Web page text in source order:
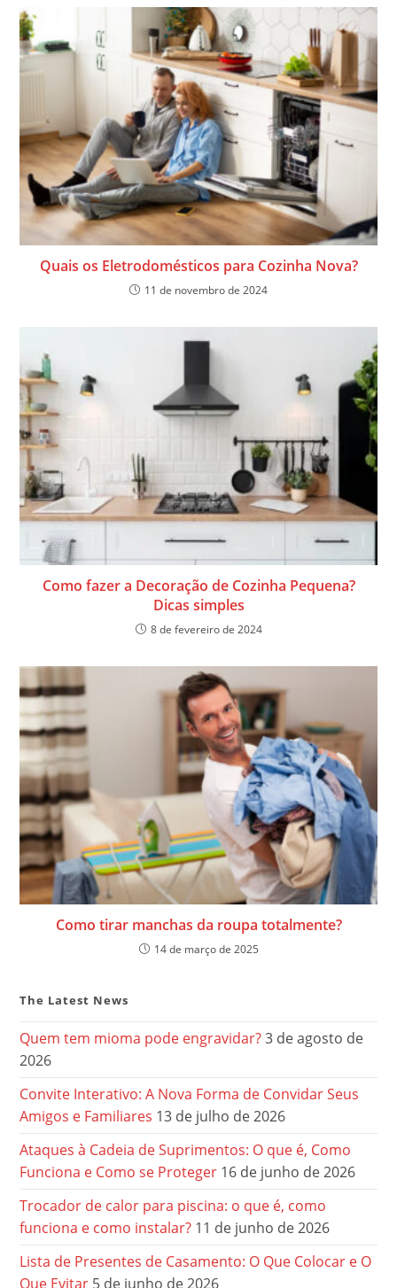
Quais os Eletrodomésticos para Cozinha Nova?
11 de novembro de 2024
Como fazer a Decoração de Cozinha Pequena?
Dicas simples
8 de fevereiro de 2024
Como tirar manchas da roupa totalmente?
14 de março de 2025
The Latest News
Quem tem mioma pode engravidar? 3 de agosto de
2026
Convite Interativo: A Nova Forma de Convidar Seus
Amigos e Familiares 13 de julho de 2026
Ataques à Cadeia de Suprimentos: O que é, Como
Funciona e Como se Proteger 16 de junho de 2026
Trocador de calor para piscina: o que é, como
funciona e como instalar? 11 de junho de 2026
Lista de Presentes de Casamento: O Que Colocar e O
Que Evitar 5 de junho de 2026